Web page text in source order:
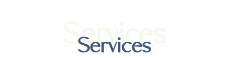
Services
Services